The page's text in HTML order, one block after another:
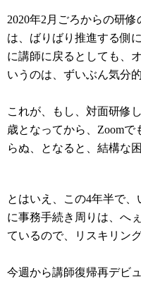
2020年2月ごろからの研
は、ばりばり推進する側
に講師に戻るとしても、
いうのは、ずいぶん気分
これが、もし、対面研修
歳となってから、Zoom
らぬ、となると、結構な
とはいえ、この4年半で
に事務手続き周りは、へ
ているので、リスキリン
今週から講師復帰再デビ